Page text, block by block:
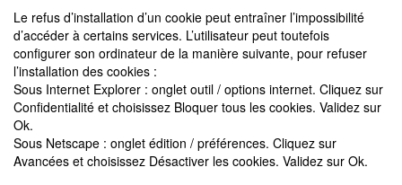
Le refus d’installation d’un cookie peut entraîner l’impossibilité
d’accéder à certains services. L’utilisateur peut toutefois
configurer son ordinateur de la manière suivante, pour refuser
l’installation des cookies :
Sous Internet Explorer : onglet outil / options internet. Cliquez sur
Confidentialité et choisissez Bloquer tous les cookies. Validez sur
Ok.
Sous Netscape : onglet édition / préférences. Cliquez sur
Avancées et choisissez Désactiver les cookies. Validez sur Ok.